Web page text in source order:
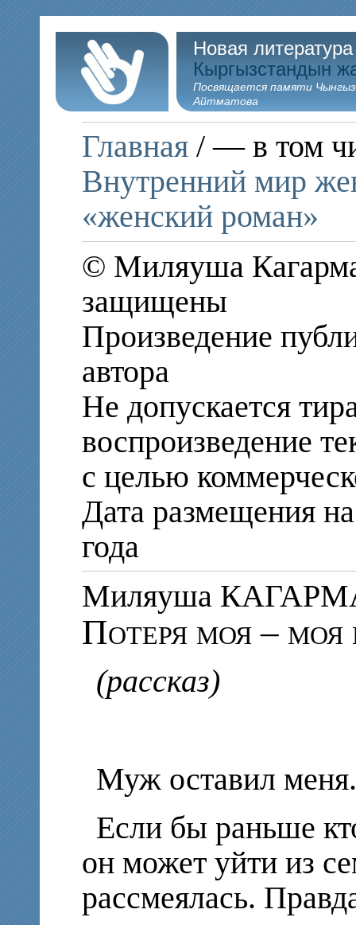
Новая
Кыргызстандын
Посвящается памяти
Айтматова
Главная / — в том
Внутренний мир
«женский роман»
© Миляуша
защищены
Произведение
автора
Не допускается
воспроизведение
с целью
Дата размещения
года
Миляуша
Потеря моя – моя
(рассказ)
Муж оставил
Если бы раньше
он может уйти из
рассмеялась.